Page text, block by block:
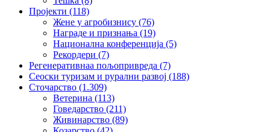
Пројекти (118)
Жене у агробизнису (76)
Награде и признања (19)
Национална конференција (5)
Рекордери (7)
Регенеративнаа пољопривреда (7)
Сеоски туризам и рурални развој (188)
Сточарство (1.309)
Ветерина (113)
Говедарство (211)
Живинарство (89)